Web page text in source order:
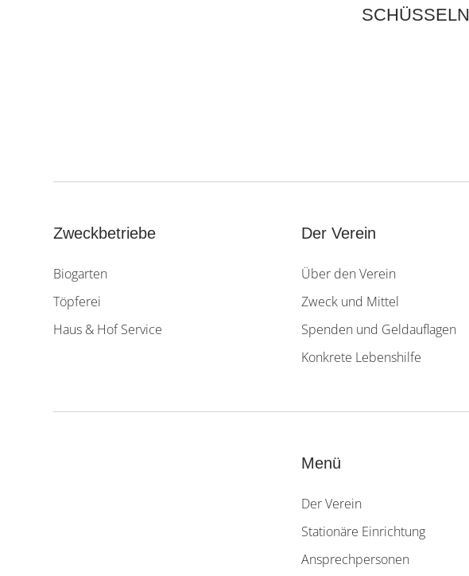
SCHÜSSELN
Zweckbetriebe
Biogarten
Töpferei
Haus & Hof Service
Der Verein
Über den Verein
Zweck und Mittel
Spenden und Geldauflagen
Konkrete Lebenshilfe
Menü
Der Verein
Stationäre Einrichtung
Ansprechpersonen